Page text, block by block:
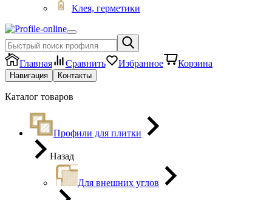
Клея, герметики
Главная Сравнить Избранное Корзина
Навигация Контакты
Каталог товаров
Профили для плитки
Назад
Для внешних углов